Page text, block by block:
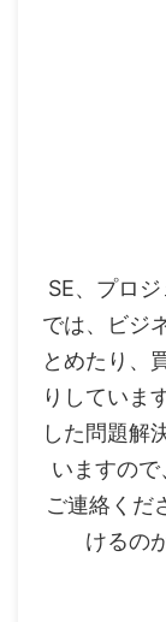
SE、プロ
では、ビジ
とめたり、
りしていま
した問題解
いますの
ご連絡くだ
けるの